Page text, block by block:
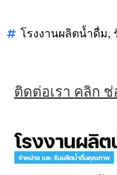
โรงงานผลิตน้ำดื่ม,
ติดต่อเรา คลิก